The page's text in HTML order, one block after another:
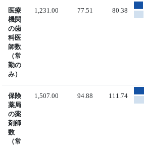
医療
機関
の歯
科医
師数
（常
勤の
み）
1,231.00 77.51 80.38
保険
薬局
の薬
剤師
数
（常
1,507.00 94.88 111.74